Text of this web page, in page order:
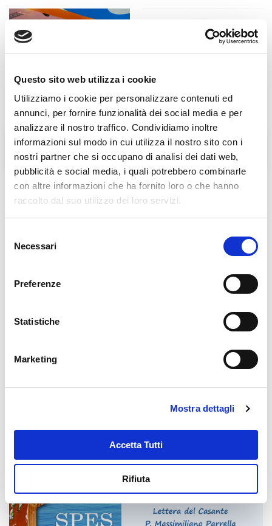
Questo sito web utilizza i cookie
Utilizziamo i cookie per personalizzare contenuti ed
annunci, per fornire funzionalità dei social media e per
analizzare il nostro traffico. Condividiamo inoltre
informazioni sul modo in cui utilizza il nostro sito con i
nostri partner che si occupano di analisi dei dati web,
pubblicità e social media, i quali potrebbero combinarle
con altre informazioni che ha fornito loro o che hanno
raccolto dal suo utilizzo dei loro servizi.
delNecessari
Preferenze
Statistiche
Marketing
Mostra dettagli
Accetta Tutti
Rifiuta
L'Agorà nelle Filippine
BENEDIZIONE DELLE
LAMPADE DELL'AGORA'
Links in evidenza